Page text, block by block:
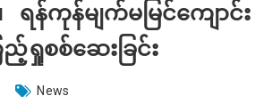
ကုန်မျက်မမြင်ကျောင်း
ရှုစစ်ဆေးခြင်း
News